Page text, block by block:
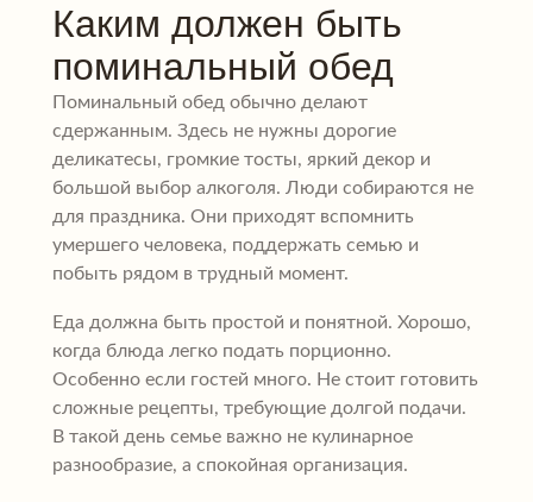
Каким должен быть
поминальный обед
Поминальный обед обычно делают
сдержанным. Здесь не нужны дорогие
деликатесы, громкие тосты, яркий декор и
большой выбор алкоголя. Люди собираются не
для праздника. Они приходят вспомнить
умершего человека, поддержать семью и
побыть рядом в трудный момент.
Еда должна быть простой и понятной. Хорошо,
когда блюда легко подать порционно.
Особенно если гостей много. Не стоит готовить
сложные рецепты, требующие долгой подачи.
В такой день семье важно не кулинарное
разнообразие, а спокойная организация.